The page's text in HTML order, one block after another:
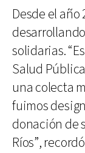
Desde el año
solidarias.
Salud
una colecta
fuimos
donación de
Ríos”,